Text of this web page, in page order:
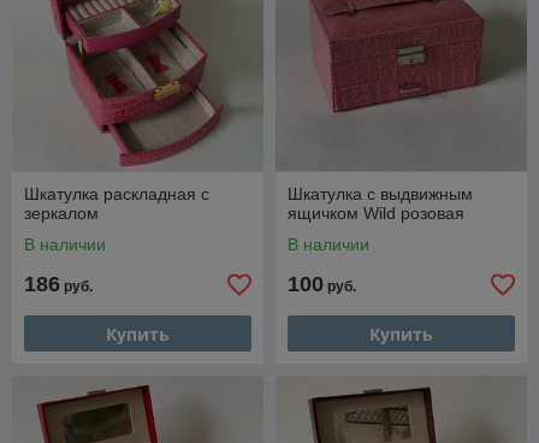
Шкатулка раскладная с
зеркалом
В наличии
186 руб.
Купить
Шкатулка с выдвижным
ящичком Wild розовая
В наличии
100 руб.
Купить